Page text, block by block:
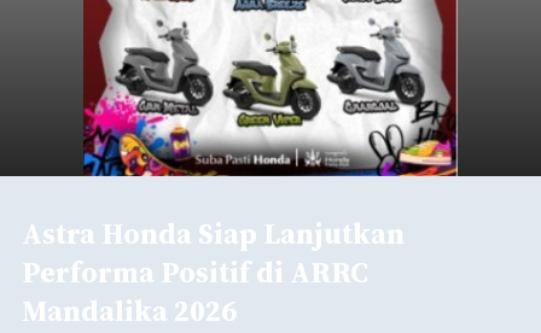
Astra Honda Siap Lanjutkan
Performa Positif di ARRC
Mandalika 2026